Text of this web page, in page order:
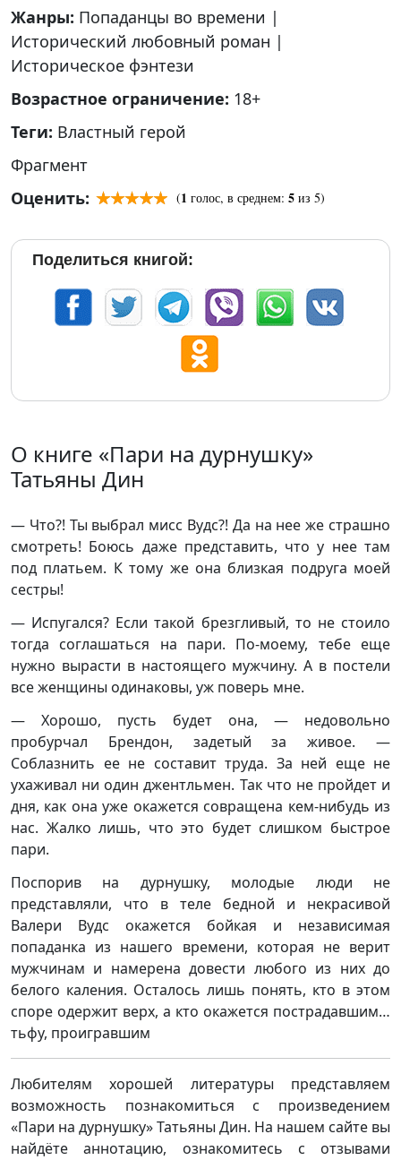
Жанры: Попаданцы во времени |
Исторический любовный роман |
Историческое фэнтези
Возрастное ограничение: 18+
Теги: Властный герой
Фрагмент
Оценить:
(1 голос, в среднем: 5 из 5)
Поделиться книгой:
О книге «Пари на дурнушку»
Татьяны Дин
— Что?! Ты выбрал мисс Вудс?! Да на нее же страшно
смотреть! Боюсь даже представить, что у нее там
под платьем. К тому же она близкая подруга моей
сестры!
— Испугался? Если такой брезгливый, то не стоило
тогда соглашаться на пари. По-моему, тебе еще
нужно вырасти в настоящего мужчину. А в постели
все женщины одинаковы, уж поверь мне.
— Хорошо, пусть будет она, — недовольно
пробурчал Брендон, задетый за живое. —
Соблазнить ее не составит труда. За ней еще не
ухаживал ни один джентльмен. Так что не пройдет и
дня, как она уже окажется совращена кем-нибудь из
нас. Жалко лишь, что это будет слишком быстрое
пари.
Поспорив на дурнушку, молодые люди не
представляли, что в теле бедной и некрасивой
Валери Вудс окажется бойкая и независимая
попаданка из нашего времени, которая не верит
мужчинам и намерена довести любого из них до
белого каления. Осталось лишь понять, кто в этом
споре одержит верх, а кто окажется пострадавшим…
тьфу, проигравшим
Любителям хорошей литературы представляем
возможность познакомиться с произведением
«Пари на дурнушку» Татьяны Дин. На нашем сайте вы
найдёте аннотацию, ознакомитесь с отзывами